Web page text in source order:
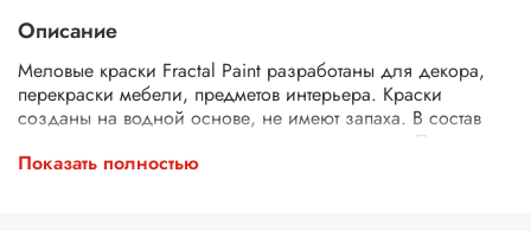
Описание
Меловые краски Fractal Paint разработаны для декора,
перекраски мебели, предметов интерьера. Краски
созданы на водной основе, не имеют запаха. В состав
краски входят натуральные компоненты и мел. После
высыхания окрашенная поверхность изделия становится
Показать полностью